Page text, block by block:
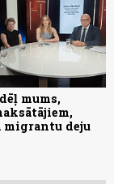
mums,
migrantu deju